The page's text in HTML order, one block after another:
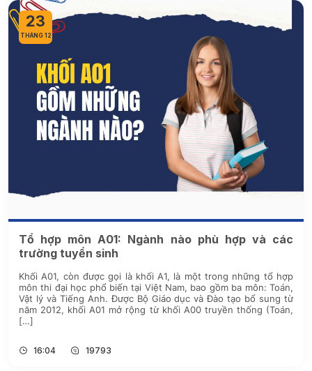
23
THÁNG 12
Tổ hợp môn A01: Ngành nào phù hợp và các
trường tuyển sinh
Khối A01, còn được gọi là khối A1, là một trong những tổ hợp
môn thi đại học phổ biến tại Việt Nam, bao gồm ba môn: Toán,
Vật lý và Tiếng Anh. Được Bộ Giáo dục và Đào tạo bổ sung từ
năm 2012, khối A01 mở rộng từ khối A00 truyền thống (Toán,
[…]
16:04 19793